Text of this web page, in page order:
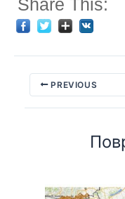
Share This:
PREVIOUS